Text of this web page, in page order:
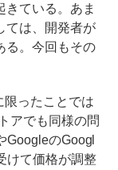
ている。あま
ては、開発者が
る。今回もその
ったことでは
アでも同様の問
GoogleのGoogl
けて価格が調整